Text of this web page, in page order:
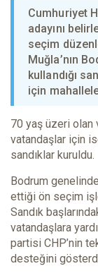
Cumhuriyet
adayını
seçim
Muğla’nın
kullandığı
için
70 yaş üzeri olan
vatandaşlar için
sandıklar kuruldu.
Bodrum
ettiği ön seçim
Sandık
vatandaşlara
partisi CHP’nin
desteğini